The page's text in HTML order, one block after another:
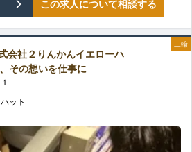
この求人について相談する
二輪
会社２りんかんイエローハ
その想いを仕事に
ット